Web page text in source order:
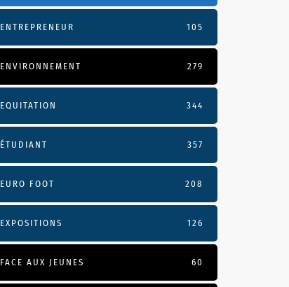
ENTREPRENEUR 105
ENVIRONNEMENT 279
EQUITATION 344
ÉTUDIANT 357
EURO FOOT 208
EXPOSITIONS 126
FACE AUX JEUNES 60